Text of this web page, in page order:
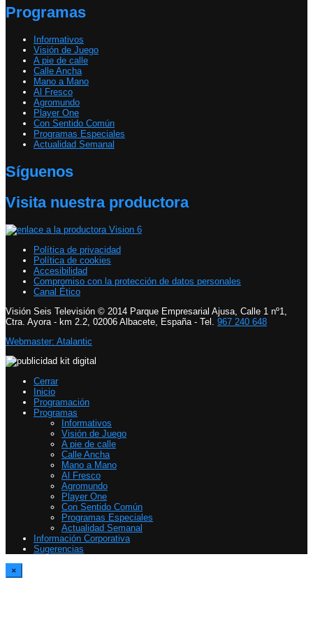
Programas
Informativos
Visión de Juego
A pie de calle
Calle Ancha
Mano a Mano
Al Fresco
Agromundo
Player One
Con Sentido Común
Programas Especiales
Actualidad Semanal
Síguenos
Visita nuestra productora
Política de privacidad
Política de cookies
Accesibilidad
Compromiso con la protección de datos personales
Canal Ético
Visión Seis Televisión © 2014 Parque Empresarial Ajusa, Calle 1 nº1,
Ctra. Ayora - km 2.2, 02006 Albacete, España - Tel. 967 240 648
Webmaster: Atalantic
Cerrar
Inicio
Programación
Programas
Informativos
Visión de Juego
A pie de calle
Calle Ancha
Mano a Mano
Al Fresco
Agromundo
Player One
Con Sentido Común
Programas Especiales
Actualidad Semanal
Información Corporativa
Sugerencias
×